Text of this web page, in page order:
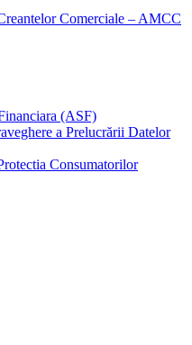
Comerciale – AMCC
(ASF)
a Prelucrării Datelor
Consumatorilor